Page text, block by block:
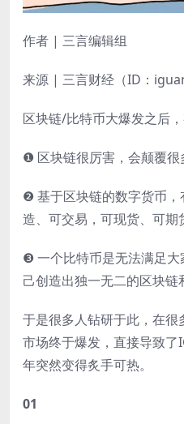
作者 | 三言编辑组
来源 | 三言财经（ID：
区块链/比特币大爆发之后
❶ 区块链很厉害，会颠覆很
❷ 基于区块链的数字货币
造、可交易，可现货、可
❸ 一个比特币是无法满足
己创造出独一无二的区块链
于是很多人钻研于此，在很
市场终于爆发，直接导致
年突然变得炙手可热。
01